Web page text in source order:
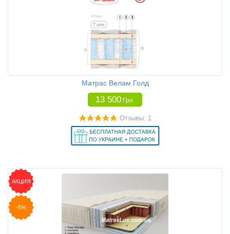
Матрас Велам Голд
13 500 Грн
Отзывы: 1
АКЦИЯ
-5%